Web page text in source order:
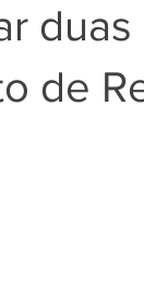
duas
de